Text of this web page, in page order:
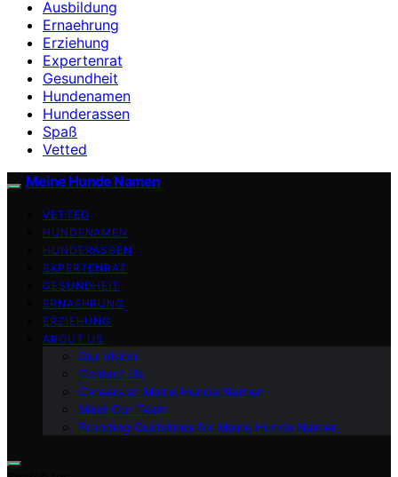
Ausbildung
Ernaehrung
Erziehung
Expertenrat
Gesundheit
Hundenamen
Hunderassen
Spaß
Vetted
Meine Hunde Namen
VETTED
HUNDENAMEN
HUNDERASSEN
EXPERTENRAT
GESUNDHEIT
ERNAEHRUNG
ERZIEHUNG
ABOUT US
Our Vision
Contact Us
Careers at Meine Hunde Namen
Meet Our Team
Branding Guidelines for Meine Hunde Namen